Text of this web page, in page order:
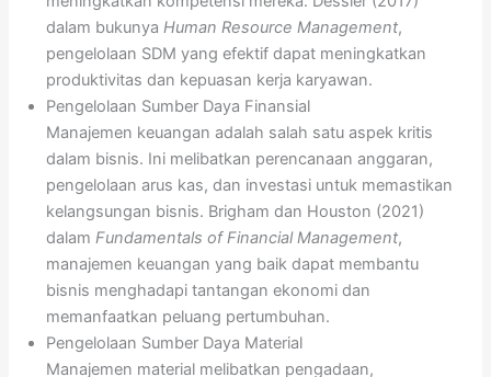
dalam bukunyaHuman Resource Management,
pengelolaan SDM yang efektif dapat meningkatkan
produktivitas dan kepuasan kerja karyawan.
Pengelolaan Sumber Daya Finansial
Manajemen keuangan adalah salah satu aspek kritis
dalam bisnis. Ini melibatkan perencanaan anggaran,
pengelolaan arus kas, dan investasi untuk memastikan
kelangsungan bisnis. Brigham dan Houston (2021)
dalamFundamentals of Financial Management,
manajemen keuangan yang baik dapat membantu
bisnis menghadapi tantangan ekonomi dan
memanfaatkan peluang pertumbuhan.
Pengelolaan Sumber Daya Material
Manajemen material melibatkan pengadaan,